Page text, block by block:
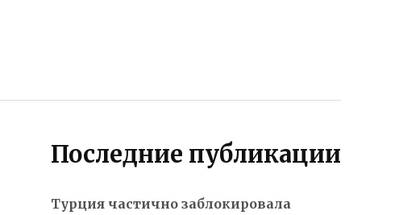
Последние публикации
Турция частично заблокировала